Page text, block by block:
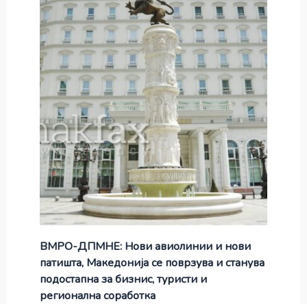
ВМРО-ДПМНЕ: Нови авиолинии и нови
патишта, Македонија се поврзува и станува
подостапна за бизнис, туристи и
регионална соработка